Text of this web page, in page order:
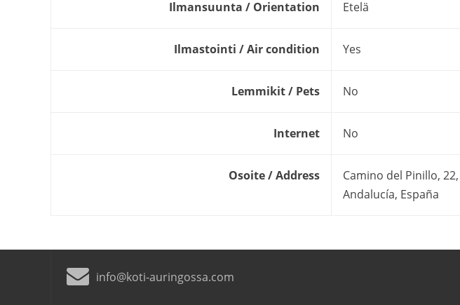
Ilmansuunta / Orientation Etelä
Ilmastointi / Air condition Yes
Lemmikit / Pets No
Internet No
Osoite / Address
Camino del Pinillo,
Andalucía, España
info@koti-auringossa.com